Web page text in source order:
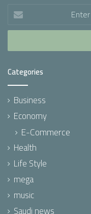
Enter
your
Email
Categories
Business
Economy
E-Commerce
Health
Life Style
mega
music
Saudi news